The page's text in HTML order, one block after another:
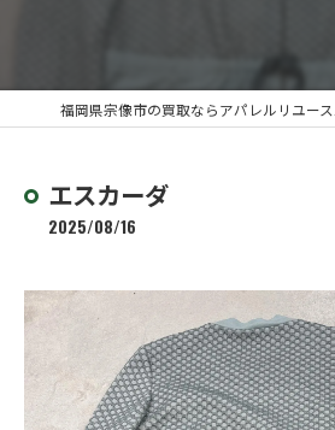
エスカーダ
2025/08/16